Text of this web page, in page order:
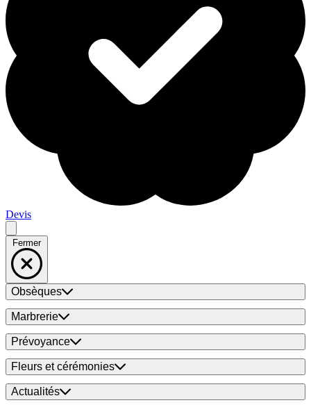
Devis
Fermer
Obsèques
Marbrerie
Prévoyance
Fleurs et cérémonies
Actualités